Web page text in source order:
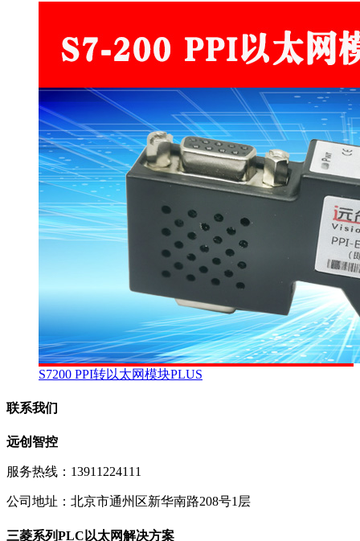
S7200 PPI转以太网模块PLUS
联系我们
远创智控
服务热线：13911224111
公司地址：北京市通州区新华南路208号1层
三菱系列PLC以太网解决方案